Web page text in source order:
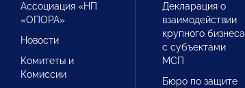
Ассоциация «НП
«ОПОРА»
Новости
Комитеты и
Комиссии
Декларация о
взаимодействии
крупного бизнеса
с субъектами
МСП
Бюро по защите